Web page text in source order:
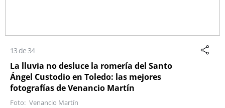
13 de 34
La lluvia no desluce la romería del Santo
Ángel Custodio en Toledo: las mejores
fotografías de Venancio Martín
Venancio Martín